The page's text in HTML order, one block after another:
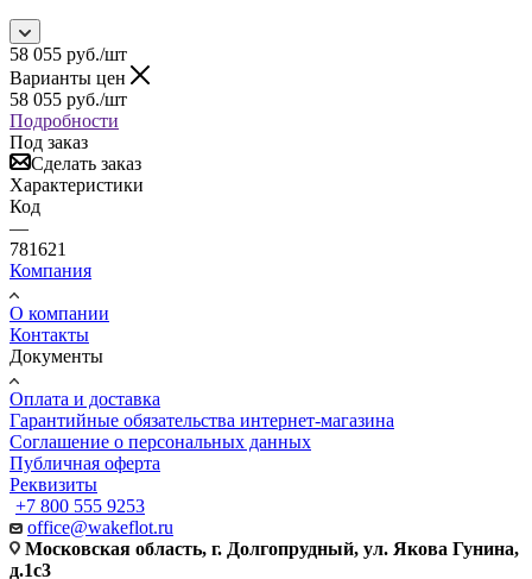
58 055 руб./шт
Варианты цен
58 055 руб./шт
Подробности
Под заказ
Сделать заказ
Характеристики
Код
—
781621
Компания
О компании
Контакты
Документы
Оплата и доставка
Гарантийные обязательства интернет-магазина
Соглашение о персональных данных
Публичная оферта
Реквизиты
+7 800 555 9253
office@wakeflot.ru
Московская область, г. Долгопрудный, ул. Якова Гунина,
д.1с3